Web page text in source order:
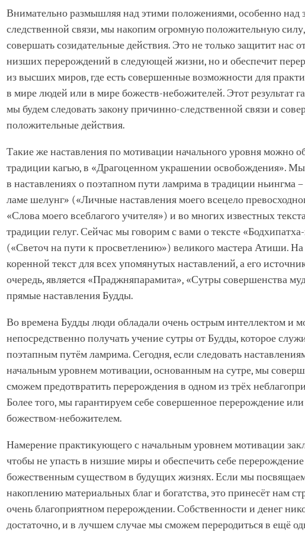
Внимательно размышляя над этими положениями, особенно над
следственной связи, мы накопим огромную положительную
совершать созидательные действия. Это не только защитит нас
низших перерождений в следующей жизни, но и обеспечит
из высших миров, где есть совершенные возможности для
в мире людей или в мире божеств-небожителей. Этот результат
мы будем следовать закону причинно-следственной связи и
положительные действия.
Такие же наставления по мотивации начального уровня можно
традиции кагью, в «Драгоценном украшении освобождения».
в наставлениях о поэтапном пути ламрима в традиции ньингма –
ламе шелунг» («Личные наставления моего всецело
«Слова моего всеблагого учителя») и во многих известных
традиции гелуг. Сейчас мы говорим с вами о тексте
(«Светоч на пути к просветлению») великого мастера Атиши. На
коренной текст для всех упомянутых наставлений, а его
очередь, является «Праджняпарамита», «Сутры совершенства
прямые наставления Будды.
Во времена Будды люди обладали очень острым интеллектом и
непосредственно получать учение сутры от Будды, которое
поэтапным путём ламрима. Сегодня, если следовать
начальным уровнем мотивации, основанным на сутре, мы
сможем предотвратить перерождения в одном из трёх
Более того, мы гарантируем себе совершенное перерождение
божеством-небожителем.
Намерение практикующего с начальным уровнем мотивации
чтобы не упасть в низшие миры и обеспечить себе
божественным существом в будущих жизнях. Если мы
накоплению материальных благ и богатства, это принесёт нам
очень благоприятном перерождении. Собственности и денег
достаточно, и в лучшем случае мы сможем переродиться в ещё